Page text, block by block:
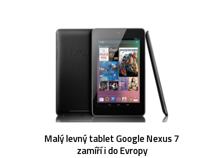
Malý levný tablet Google Nexus 7
zamíří i do Evropy